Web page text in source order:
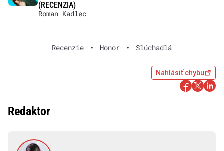
(RECENZIA)
Roman Kadlec
Recenzie • Honor • Slúchadlá
Nahlásiť chybu
Redaktor